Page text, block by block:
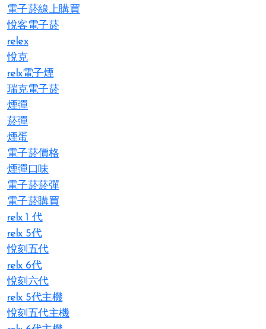
電子菸線上購買
悅客電子菸
relex
悅克
relx電子煙
瑞克電子菸
煙彈
菸彈
煙蛋
電子菸價格
煙彈口味
電子菸菸彈
電子菸購買
relx 1 代
relx 5代
悅刻五代
relx 6代
悅刻六代
relx 5代主機
悅刻五代主機